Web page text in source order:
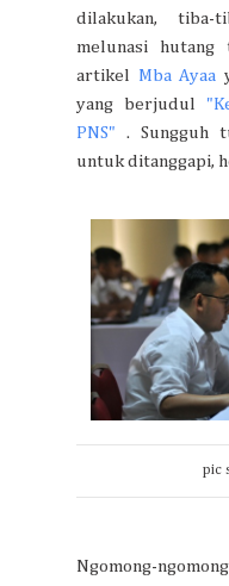
dilakukan,
melunasi hutang
artikel Mba Ayaa
yang berjudul
PNS" . Sungguh
untuk ditanggapi,
pic
Ngomong-